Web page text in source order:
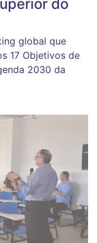
do
global que
17 Objetivos de
2030 da